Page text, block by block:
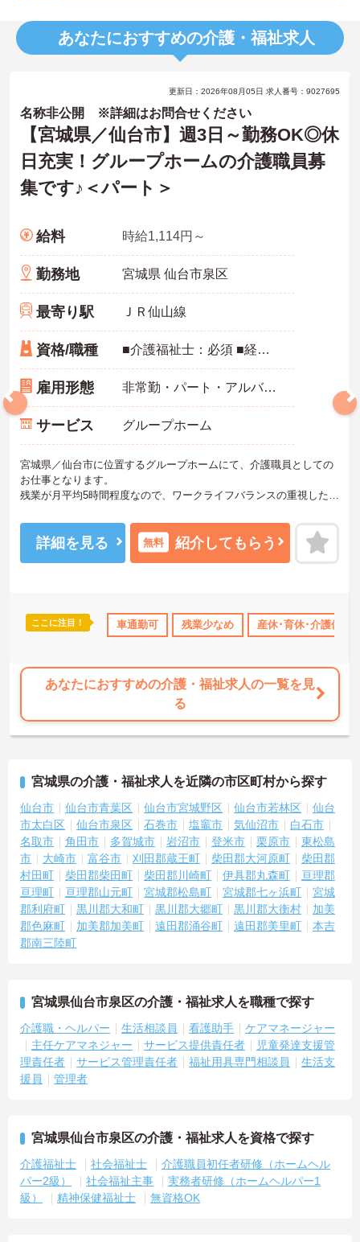
あなたにおすすめの介護・福祉求人
得サポート 研修制度あり 産休･育休･介護休暇取得実績あり
更新日：2026年08月05日 求人番号：9027695
名称非公開 ※詳細はお問合せください
【宮城県／仙台市】週3日～勤務OK◎休
日充実！グループホームの介護職員募
集です♪＜パート＞
給料 時給1,114円～
勤務地 宮城県 仙台市泉区
最寄り駅 ＪＲ仙山線
資格/職種 ■介護福祉士：必須 ■経験：必須
雇用形態 非常勤・パート・アルバイト
サービス グループホーム
宮城県／仙台市に位置するグループホームにて、介護職員としての
お仕事となります。
残業が月平均5時間程度なので、ワークライフバランスの重視した働
慢です。ご興味ある方には、面接対策ポイントなど、詳細をお話し
いたしますのでお気軽にご相談ください。
詳細を見る 無料 紹介してもらう
ここに注目！ 車通勤可 残業少なめ 産休･育休･介護休暇
あなたにおすすめの介護・福祉求人の一覧を見
る
宮城県の介護・福祉求人を近隣の市区町村から探す
仙台市 仙台市青葉区 仙台市宮城野区 仙台市若林区
仙台
市太白区
仙台市泉区 石巻市 塩竈市 気仙沼市
白石市
名取市
角田市 多賀城市 岩沼市 登米市 栗原市
東松島
市
大崎市 富谷市 刈田郡蔵王町 柴田郡大河原町
柴田郡
村田町
柴田郡柴田町 柴田郡川崎町 伊具郡丸森町
亘理郡
亘理町
亘理郡山元町 宮城郡松島町 宮城郡七ヶ浜町
宮城
郡利府町
黒川郡大和町 黒川郡大郷町 黒川郡大衡村
加美
郡色麻町
加美郡加美町 遠田郡涌谷町 遠田郡美里町
本吉
郡南三陸町
宮城県仙台市泉区の介護・福祉求人を職種で探す
介護職・ヘルパー 生活相談員 看護助手
ケアマネージャー
主任ケアマネジャー
サービス提供責任者
児童発達支援管
理責任者
サービス管理責任者 福祉用具専門相談員
生活支
援員
管理者
宮城県仙台市泉区の介護・福祉求人を資格で探す
介護福祉士 社会福祉士
介護職員初任者研修（ホームヘル
パー2級）
社会福祉主事
実務者研修（ホームヘルパー1
級）
精神保健福祉士 無資格OK